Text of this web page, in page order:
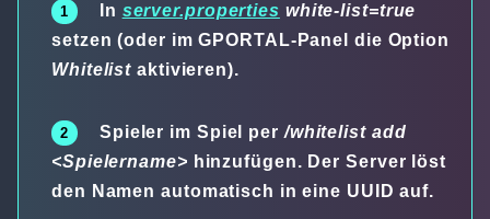
In server.properties white-list=true
setzen (oder im GPORTAL-Panel die Option
Whitelist aktivieren).
Spieler im Spiel per /whitelist add
<Spielername> hinzufügen. Der Server löst
den Namen automatisch in eine UUID auf.